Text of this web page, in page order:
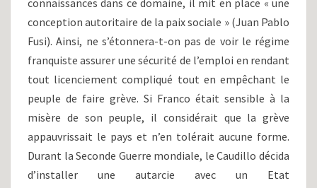
connaissances dans ce domaine, il mit en place « une
conception autoritaire de la paix sociale » (Juan Pablo
Fusi). Ainsi, ne s’étonnera-t-on pas de voir le régime
franquiste assurer une sécurité de l’emploi en rendant
tout licenciement compliqué tout en empêchant le
peuple de faire grève. Si Franco était sensible à la
misère de son peuple, il considérait que la grève
appauvrissait le pays et n’en tolérait aucune forme.
Durant la Seconde Guerre mondiale, le Caudillo décida
d’installer une autarcie avec un Etat